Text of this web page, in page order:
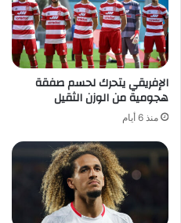
الإفريقي يتحرك لحسم صفقة
هجومية من الوزن الثقيل
منذ 6 أيام